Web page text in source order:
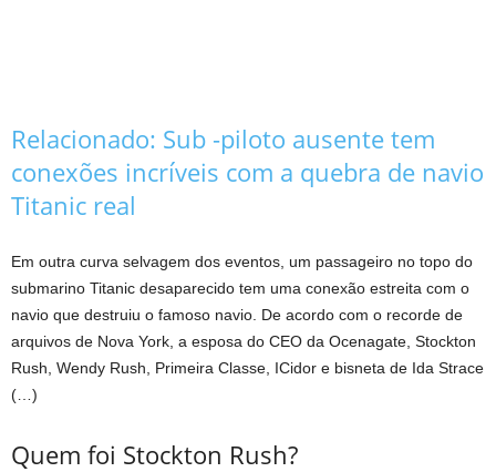
Relacionado: Sub -piloto ausente tem
conexões incríveis com a quebra de navio
Titanic real
Em outra curva selvagem dos eventos, um passageiro no topo do
submarino Titanic desaparecido tem uma conexão estreita com o
navio que destruiu o famoso navio. De acordo com o recorde de
arquivos de Nova York, a esposa do CEO da Ocenagate, Stockton
Rush, Wendy Rush, Primeira Classe, ICidor e bisneta de Ida Strace
(…)
Quem foi Stockton Rush?